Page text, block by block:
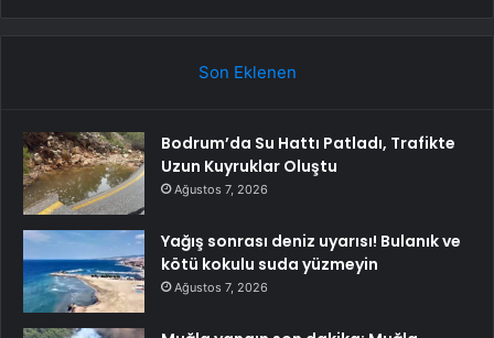
Son Eklenen
Bodrum’da Su Hattı Patladı, Trafikte
Uzun Kuyruklar Oluştu
Ağustos 7, 2026
Yağış sonrası deniz uyarısı! Bulanık ve
kötü kokulu suda yüzmeyin
Ağustos 7, 2026